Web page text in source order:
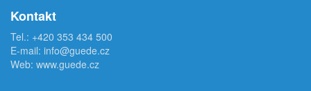
Kontakt
Tel.: +420 353 434 500
E-mail: info@guede.cz
Web: www.guede.cz